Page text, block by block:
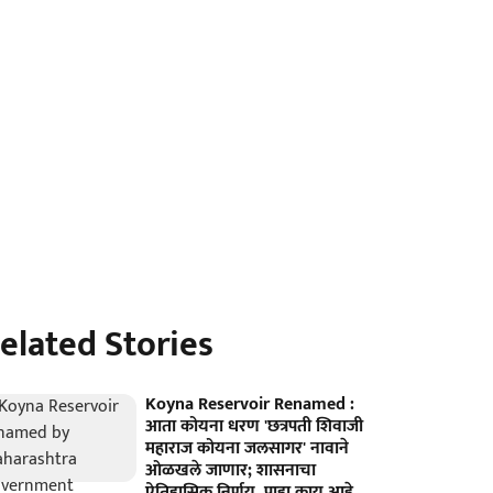
Stories
Koyna Reservoir Renamed :
आता कोयना धरण 'छत्रपती शिवाजी
महाराज कोयना जलसागर' नावाने
ओळखले जाणार; शासनाचा